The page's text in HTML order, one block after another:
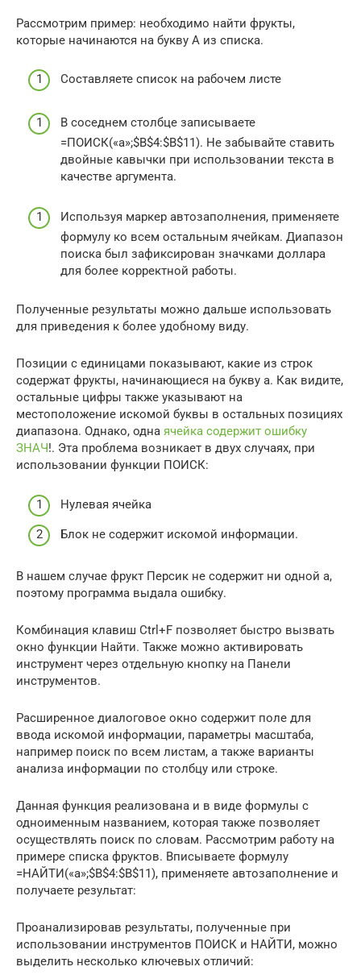
Рассмотрим пример: необходимо найти фрукты,
которые начинаются на букву А из списка.
Составляете список на рабочем листе
В соседнем столбце записываете
=ПОИСК(«а»;$B$4:$B$11). Не забывайте ставить
двойные кавычки при использовании текста в
качестве аргумента.
Используя маркер автозаполнения, применяете
формулу ко всем остальным ячейкам. Диапазон
поиска был зафиксирован значками доллара
для более корректной работы.
Полученные результаты можно дальше использовать
для приведения к более удобному виду.
Позиции с единицами показывают, какие из строк
содержат фрукты, начинающиеся на букву а. Как видите,
остальные цифры также указывают на
местоположение искомой буквы в остальных позициях
диапазона. Однако, одна ячейка содержит ошибку
ЗНАЧ!. Эта проблема возникает в двух случаях, при
использовании функции ПОИСК:
Нулевая ячейка
Блок не содержит искомой информации.
В нашем случае фрукт Персик не содержит ни одной а,
поэтому программа выдала ошибку.
Комбинация клавиш Ctrl+F позволяет быстро вызвать
окно функции Найти. Также можно активировать
инструмент через отдельную кнопку на Панели
инструментов.
Расширенное диалоговое окно содержит поле для
ввода искомой информации, параметры масштаба,
например поиск по всем листам, а также варианты
анализа информации по столбцу или строке.
Данная функция реализована и в виде формулы с
одноименным названием, которая также позволяет
осуществлять поиск по словам. Рассмотрим работу на
примере списка фруктов. Вписываете формулу
=НАЙТИ(«а»;$B$4:$B$11), применяете автозаполнение и
получаете результат:
Проанализировав результаты, полученные при
использовании инструментов ПОИСК и НАЙТИ, можно
выделить несколько ключевых отличий: